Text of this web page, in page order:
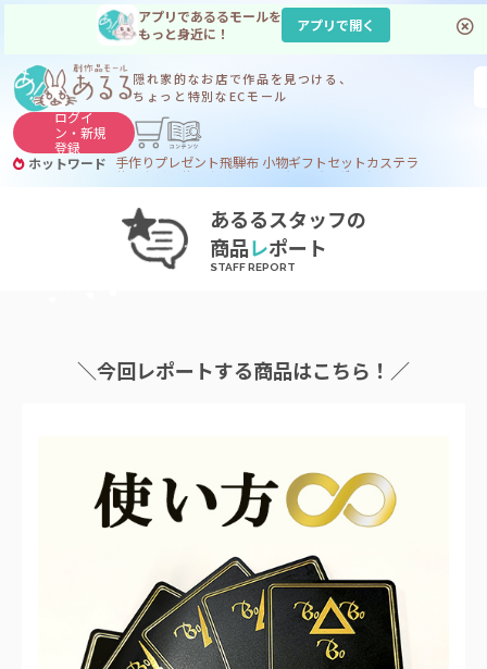
アプリであるるモールを
もっと身近に！
アプリで開く
隠れ家的なお店で作品を見つける、
ちょっと特別なECモール
ログイ
ン・新規
登録
ホットワード 手作りプレゼント飛騨布 小物ギフトセットカステラ
サヌカイト コーヒー ジンギスカン
あるるスタッフの
商品レポート
＼今回レポートする商品はこちら！／